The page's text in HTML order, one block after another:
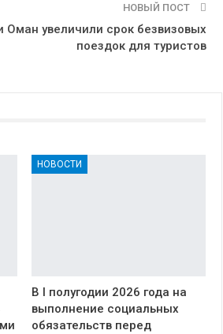
НОВЫЙ ПОСТ
Оман увеличили срок безвизовых
поездок для туристов
НОВОСТИ
В I полугодии 2026 года на
выполнение социальных
обязательств перед